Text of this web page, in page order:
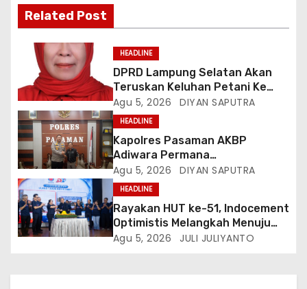
Related Post
HEADLINE
DPRD Lampung Selatan Akan
Teruskan Keluhan Petani Ke
Dinas Terkait, Minta Audit
Penyaluran Pupuk Bersubsidi Di
Desa Budi Lestari
Agu 5, 2026 DIYAN SAPUTRA
HEADLINE
Kapolres Pasaman AKBP
Adiwara Permana
Anggawisastra S.I.K. Sambut
Kedatangan Kepala Cakrawala
Tv Sumatera Barat
Agu 5, 2026 DIYAN SAPUTRA
HEADLINE
Rayakan HUT ke-51, Indocement
Optimistis Melangkah Menuju
Masa Depan Lebih Hijau
Agu 5, 2026 JULI JULIYANTO